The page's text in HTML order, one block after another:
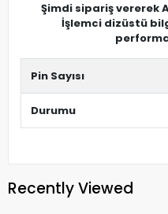
Şimdi sipariş vererek
İşlemci dizüstü
Pin Sayısı
Durumu
Recently Viewed